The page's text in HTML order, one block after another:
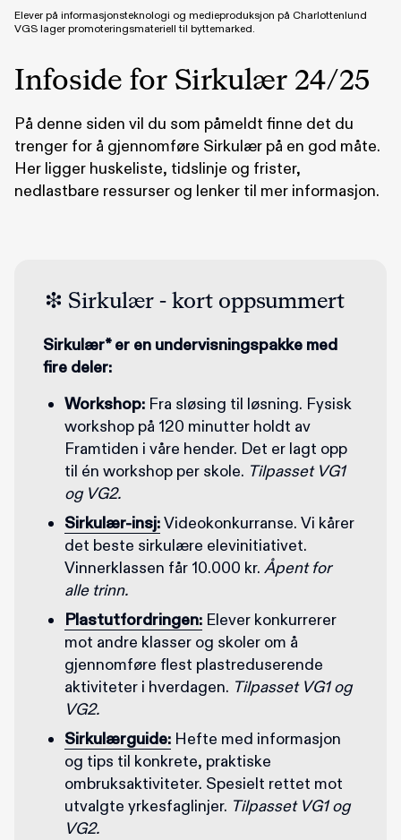
Infoside for Sirkulær 24/25
På denne siden vil du som påmeldt finne det du
trenger for å gjennomføre Sirkulær på en god måte.
Her ligger huskeliste, tidslinje og frister,
nedlastbare ressurser og lenker til mer informasjon.
Elever på informasjonsteknologi og medieproduksjon på Charlottenlund
VGS lager promoteringsmateriell til byttemarked.
Sirkulær - kort oppsummert
Sirkulær* er en undervisningspakke med
fire deler:
Workshop: Fra sløsing til løsning. Fysisk
workshop på 120 minutter holdt av
Framtiden i våre hender. Det er lagt opp
til én workshop per skole. Tilpasset VG1
og VG2.
Sirkulær-insj:Videokonkurranse. Vi kårer
det beste sirkulære elevinitiativet.
Vinnerklassen får 10.000 kr. Åpent for
alle trinn.
Plastutfordringen: Elever konkurrerer
mot andre klasser og skoler om å
gjennomføre flest plastreduserende
aktiviteter i hverdagen. Tilpasset VG1 og
VG2.
Sirkulærguide: Hefte med informasjon
og tips til konkrete, praktiske
ombruksaktiviteter. Spesielt rettet mot
utvalgte yrkesfaglinjer. Tilpasset VG1 og
VG2.